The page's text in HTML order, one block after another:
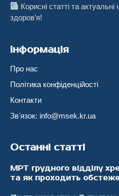
Корисні статті та
здоров’я!
Інформація
Про нас
Політика конфіденційості
Контакти
Звʼязок: info@msek.kr.ua
Останні статті
МРТ грудного відділу
та як проходить